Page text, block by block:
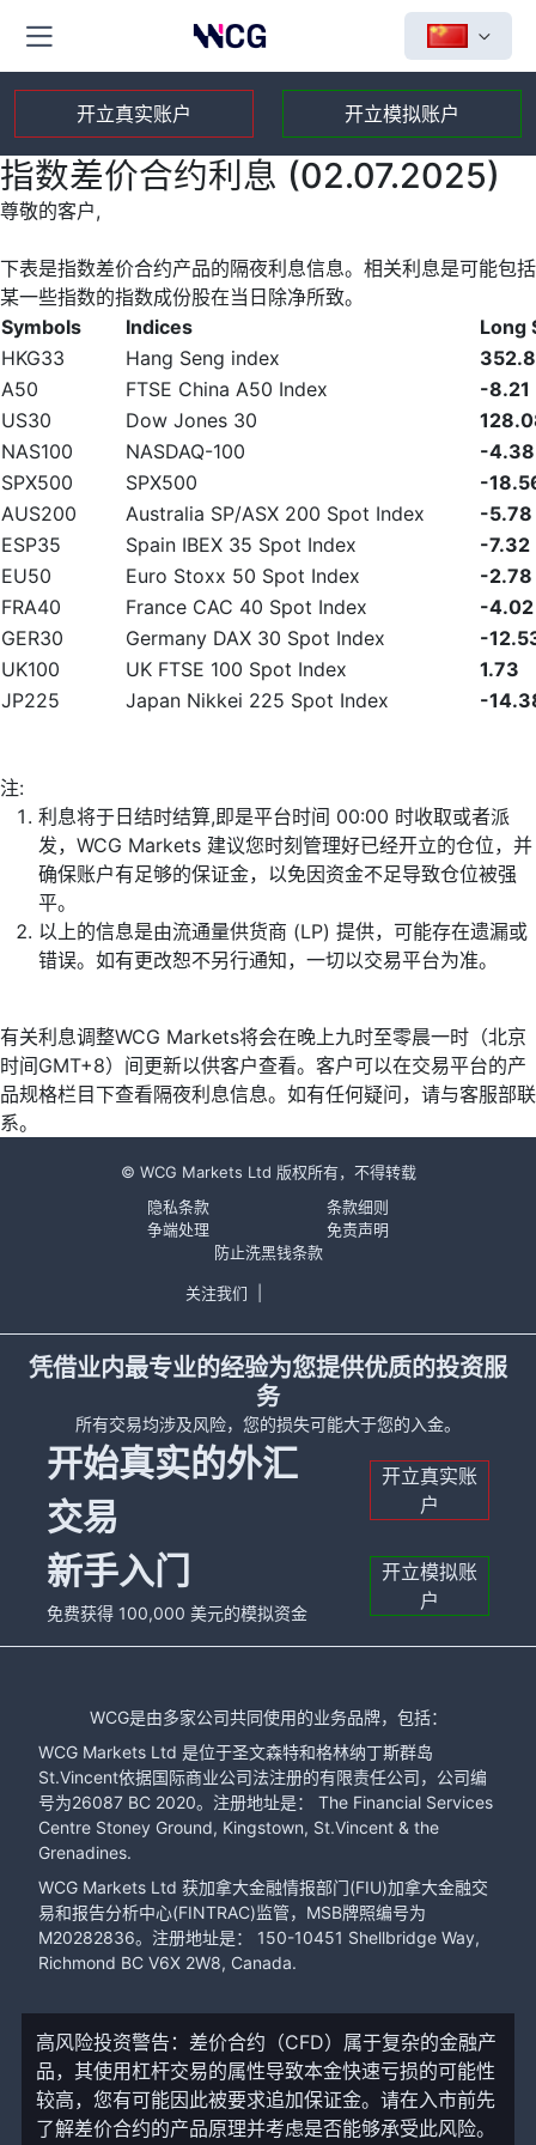
开立真实账户 开立模拟账户
指数差价合约利息 (02.07.2025)
尊敬的客户,
下表是指数差价合约产品的隔夜利息信息。相关利息是可能包括
某一些指数的指数成份股在当日除净所致。
Symbols
Indices
Long
HKG33
Hang Seng index
A50
FTSE China A50 Index
-8.21
US30
Dow Jones 30
NAS100
NASDAQ-100
-4.38
SPX500
SPX500
-
AUS200
Australia SP/ASX 200 Spot Index
-5.78
ESP35
Spain IBEX 35 Spot Index
-7.32
EU50
Euro Stoxx 50 Spot Index
-2.78
FRA40
France CAC 40 Spot Index
-4.02
GER30
Germany DAX 30 Spot Index
-
UK100
UK FTSE 100 Spot Index
1.73
JP225
Japan Nikkei 225 Spot Index -
注:
利息将于日结时结算,即是平台时间 00:00 时收取或者派
发，WCG Markets 建议您时刻管理好已经开立的仓位，并
确保账户有足够的保证金，以免因资金不足导致仓位被强
平。
以上的信息是由流通量供货商 (LP) 提供，可能存在遗漏或
错误。如有更改恕不另行通知，一切以交易平台为准。
有关利息调整WCG Markets将会在晚上九时至零晨一时（北京
时间GMT+8）间更新以供客户查看。客户可以在交易平台的产
品规格栏目下查看隔夜利息信息。如有任何疑问，请与客服部联
系。
© WCG Markets Ltd 版权所有，不得转载
隐私条款
条款细则
争端处理
免责声明
防止洗黑钱条款
关注我们
凭借业内最专业的经验为您提供优质的投资服
务
所有交易均涉及风险，您的损失可能大于您的入金。
开始真实的外汇
交易
开立真实账
户
新手入门
免费获得 100,000 美元的模拟资金
开立模拟账
户
WCG是由多家公司共同使用的业务品牌，包括：
WCG Markets Ltd 是位于圣文森特和格林纳丁斯群岛
St.Vincent依据国际商业公司法注册的有限责任公司，公司编
号为26087 BC 2020。注册地址是： The Financial Services
Centre Stoney Ground, Kingstown, St.Vincent & the
Grenadines.
WCG Markets Ltd 获加拿大金融情报部门(FIU)加拿大金融交
易和报告分析中心(FINTRAC)监管，MSB牌照编号为
M20282836。注册地址是： 150-10451 Shellbridge Way,
Richmond BC V6X 2W8, Canada.
高风险投资警告：差价合约（CFD）属于复杂的金融产
品，其使用杠杆交易的属性导致本金快速亏损的可能性
较高，您有可能因此被要求追加保证金。请在入市前先
了解差价合约的产品原理并考虑是否能够承受此风险。